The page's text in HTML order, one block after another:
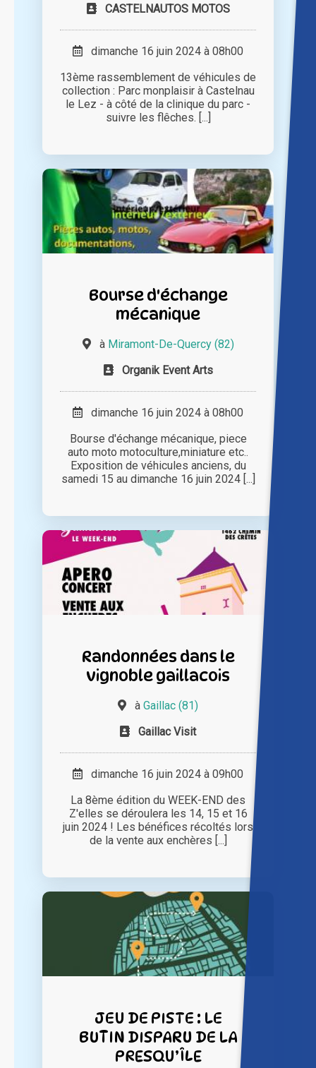
CASTELNAUTOS MOTOS
dimanche 16 juin 2024 à 08h00
13ème rassemblement de véhicules de
collection : Parc monplaisir à Castelnau
le Lez - à côté de la clinique du parc -
suivre les flêches. [...]
Bourse d'échange
mécanique
à Miramont-De-Quercy (82)
Organik Event Arts
dimanche 16 juin 2024 à 08h00
Bourse d'échange mécanique, piece
auto moto motoculture,miniature etc..
Exposition de véhicules anciens, du
samedi 15 au dimanche 16 juin 2024 [...]
Randonnées dans le
vignoble gaillacois
à Gaillac (81)
Gaillac Visit
dimanche 16 juin 2024 à 09h00
La 8ème édition du WEEK-END des
Z'elles se déroulera les 14, 15 et 16
juin 2024 ! Les bénéfices récoltés lors
de la vente aux enchères [...]
JEU DE PISTE : LE
BUTIN DISPARU DE LA
PRESQU’ÎLE